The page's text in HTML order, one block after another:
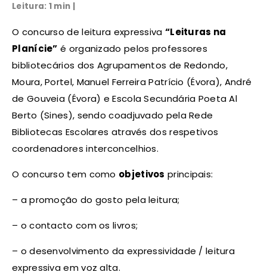
Leitura: 1 min |
O concurso de leitura expressiva “Leituras na
Planície” é organizado pelos professores
bibliotecários dos Agrupamentos de Redondo,
Moura, Portel, Manuel Ferreira Patrício (Évora), André
de Gouveia (Évora) e Escola Secundária Poeta Al
Berto (Sines), sendo coadjuvado pela Rede
Bibliotecas Escolares através dos respetivos
coordenadores interconcelhios.
O concurso tem como objetivos principais:
– a promoção do gosto pela leitura;
– o contacto com os livros;
– o desenvolvimento da expressividade / leitura
expressiva em voz alta.